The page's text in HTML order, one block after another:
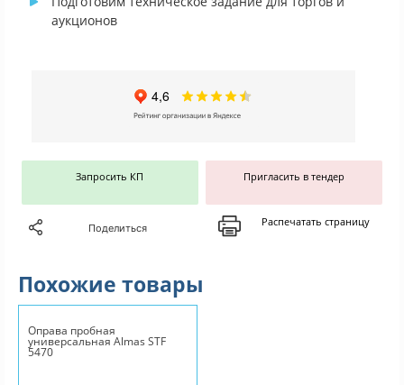
аукционов
Запросить КП Пригласить в тендер
Поделиться Распечатать страницу
Похожие товары
Оправа пробная
универсальная Almas STF
5470